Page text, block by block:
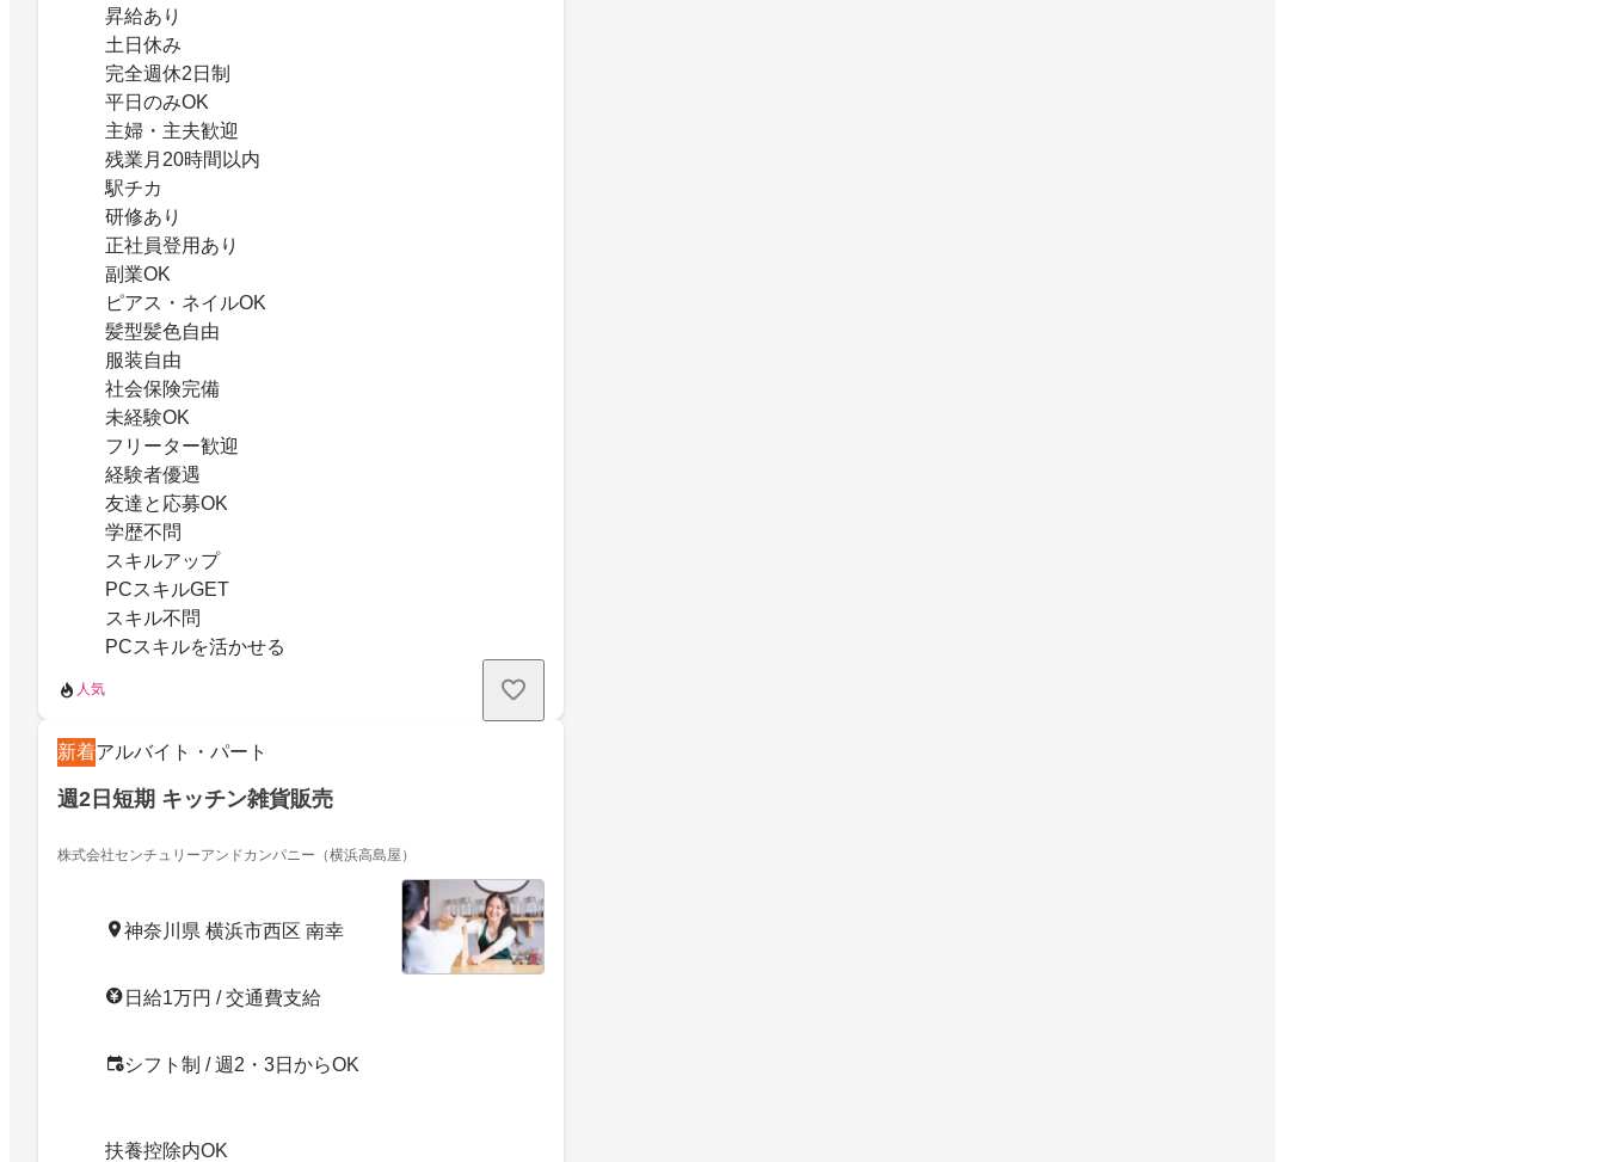
昇給あり
土日休み
完全週休2日制
平日のみOK
主婦・主夫歓迎
残業月20時間以内
駅チカ
研修あり
正社員登用あり
副業OK
ピアス・ネイルOK
髪型髪色自由
服装自由
社会保険完備
未経験OK
フリーター歓迎
経験者優遇
友達と応募OK
学歴不問
スキルアップ
PCスキルGET
スキル不問
PCスキルを活かせる
人気
新着アルバイト・パート
週2日短期 キッチン雑貨販売
株式会社センチュリーアンドカンパニー（横浜高島屋）
神奈川県 横浜市西区 南幸
日給1万円 / 交通費支給
シフト制 / 週2・3日からOK
扶養控除内OK